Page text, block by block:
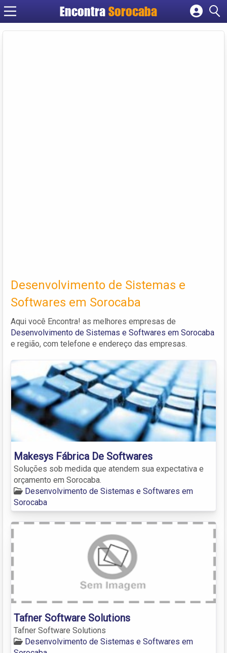
EncontraSorocaba
Cadastrar empresa
Desenvolvimento de Sistemas e
Softwares em Sorocaba
Aqui você Encontra! as melhores empresas de
Desenvolvimento de Sistemas e Softwares em Sorocaba
e região, com telefone e endereço das empresas.
Makesys Fábrica De Softwares
Soluções sob medida que atendem sua expectativa e
orçamento em Sorocaba.
Desenvolvimento de Sistemas e Softwares em
Sorocaba
Tafner Software Solutions
Tafner Software Solutions
Desenvolvimento de Sistemas e Softwares em